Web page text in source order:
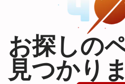
お探しの
見つかり